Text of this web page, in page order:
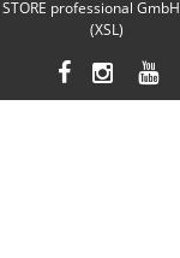
STORE professional GmbH
(XSL)